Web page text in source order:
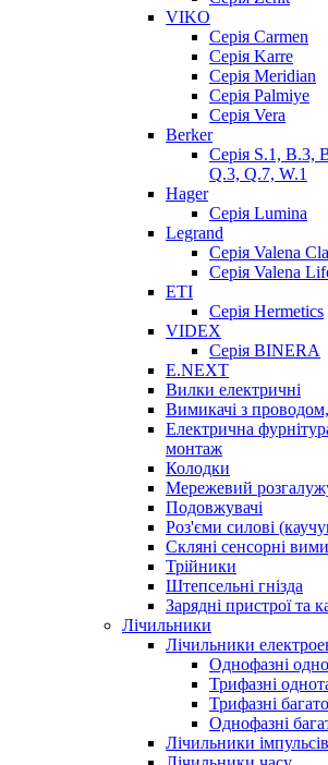
VIKO
Серія Сarmen
Серія Karre
Серія Meridian
Серія Palmiye
Серія Vera
Berker
Серія S.1, B.3,
Q.3, Q.7, W.1
Hager
Серія Lumina
Legrand
Серія Valena
Серія Valena
ETI
Серія Hermetics
VIDEX
Серія BINERA
E.NEXT
Вилки електричні
Вимикачі з
Електрична
монтаж
Колодки
Мережевий
Подовжувачі
Роз'єми силові
Скляні сенсорні
Трійники
Штепсельні гнізда
Зарядні пристрої та
Лічильники
Лічильники
Однофазні
Трифазні
Трифазні
Однофазні
Лічильники імпульсів